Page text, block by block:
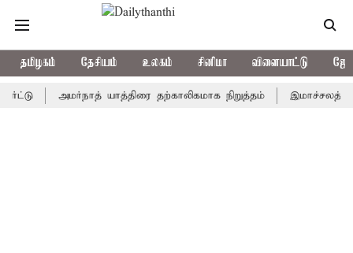
தமிழகம் தேசியம் உலகம் சினிமா விளையாட்டு
அமர்நாத் யாத்திரை தற்காலிகமாக நிறுத்தம் இமாச்சலத்தில்